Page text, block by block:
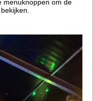
menuknoppen om de